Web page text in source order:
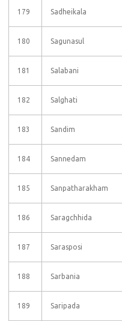
179 Sadheikala
180 Sagunasul
181 Salabani
182 Salghati
183 Sandim
184 Sannedam
185 Sanpatharakham
186 Saragchhida
187 Sarasposi
188 Sarbania
189 Saripada